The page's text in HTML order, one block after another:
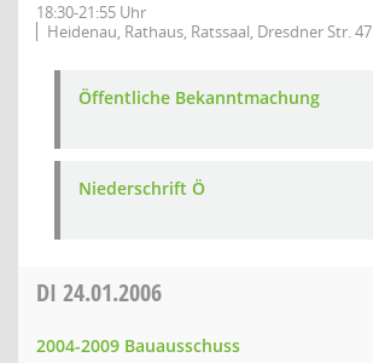
18:30-21:55 Uhr
Heidenau, Rathaus, Ratssaal, Dresdner Str. 47
Öffentliche Bekanntmachung
Niederschrift Ö
DI 24.01.2006
2004-2009 Bauausschuss